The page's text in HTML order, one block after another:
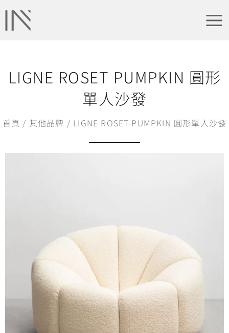
主
LIGNE ROSET PUMPKIN 圓形
單人沙發
首頁 / 其他品牌 / LIGNE ROSET PUMPKIN 圓形單人沙發